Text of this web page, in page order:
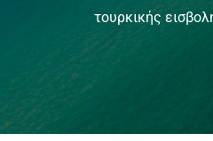
τουρκικής